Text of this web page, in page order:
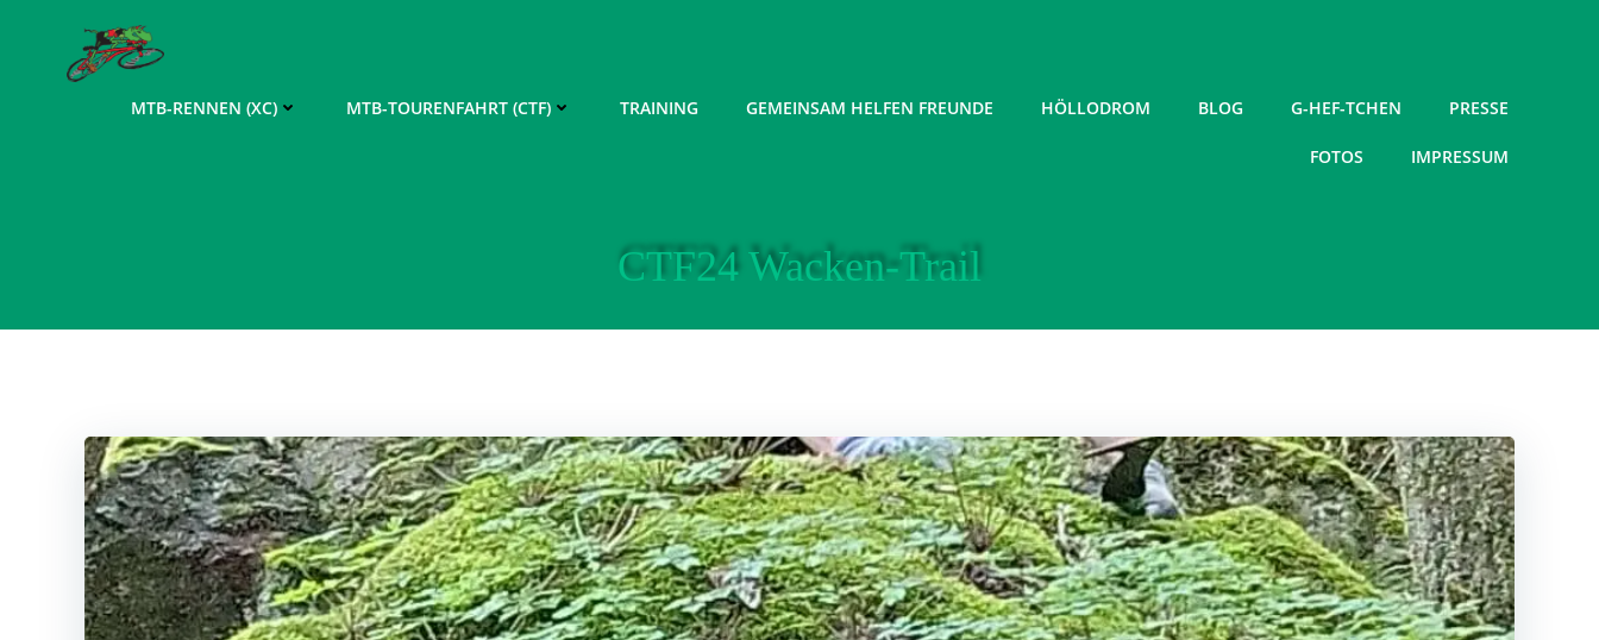
MTB-RENNEN (XC) MTB-TOURENFAHRT (CTF) TRAINING GEMEINSAM HELFEN FREUNDE HÖLLODROM BLOG G-HEF-TCHEN PRESSE
FOTOS IMPRESSUM
CTF24 Wacken-Trail